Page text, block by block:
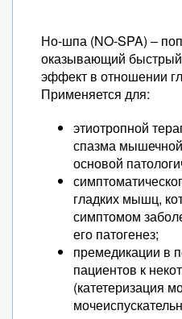
Но-шпа (NO-SPA) –
оказывающий быстрый
эффект в отношении
Применяется для:
этиотропной
спазма
основой
гладких мышц,
симптомом
его патогенез;
премедикации в
пациентов к
(катетеризация